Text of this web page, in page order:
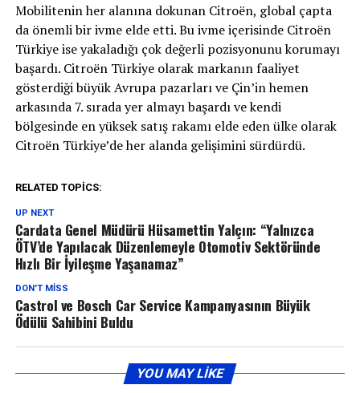
Mobilitenin her alanına dokunan Citroën, global çapta
da önemli bir ivme elde etti. Bu ivme içerisinde Citroën
Türkiye ise yakaladığı çok değerli pozisyonunu korumayı
başardı. Citroën Türkiye olarak markanın faaliyet
gösterdiği büyük Avrupa pazarları ve Çin’in hemen
arkasında 7. sırada yer almayı başardı ve kendi
bölgesinde en yüksek satış rakamı elde eden ülke olarak
Citroën Türkiye’de her alanda gelişimini sürdürdü.
RELATED TOPICS:
UP NEXT
Cardata Genel Müdürü Hüsamettin Yalçın: “Yalnızca
ÖTV’de Yapılacak Düzenlemeyle Otomotiv Sektöründe
Hızlı Bir İyileşme Yaşanamaz”
DON'T MISS
Castrol ve Bosch Car Service Kampanyasının Büyük
Ödülü Sahibini Buldu
YOU MAY LIKE